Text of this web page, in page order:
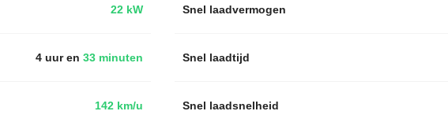
22 kW
4 uur en 33 minuten
142 km/u
Snel laadvermogen
Snel laadtijd
Snel laadsnelheid